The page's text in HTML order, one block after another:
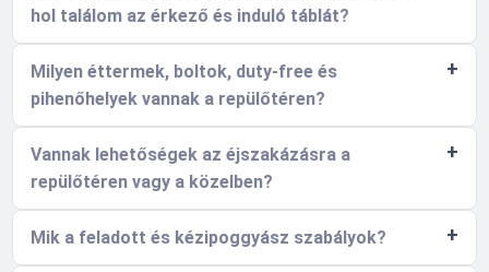
hol találom az érkező és induló táblát?
Milyen éttermek, boltok, duty-free és
pihenőhelyek vannak a repülőtéren?
Vannak lehetőségek az éjszakázásra a
repülőtéren vagy a közelben?
Mik a feladott és kézipoggyász szabályok?